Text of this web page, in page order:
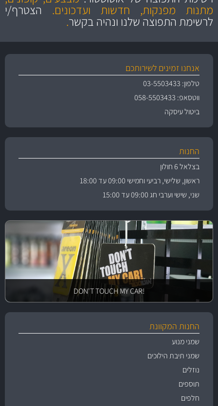
והיצע מוצרים איכותי
מתנות מפנקות, חדשות ועדכונים.הצטרף/י
לרשימת התפוצה שלנו ונהיה בקשר.
אנחנו זמינים לשירותכם
טלפון: 03-5503433
ווטסאפ: 058-5503433
ביטול עיסקה
החנות
בצלאל 6 חולון
ראשון, שלישי, רביעי וחמישי 09:00 עד 18:00
שני, שישי וערבי חג 09:00 עד 15:00
!DON'T TOUCH MY CAR
החנות המקוונת
שמני מנוע
שמני תיבת הילוכים
נוזלים
תוספים
חלפים